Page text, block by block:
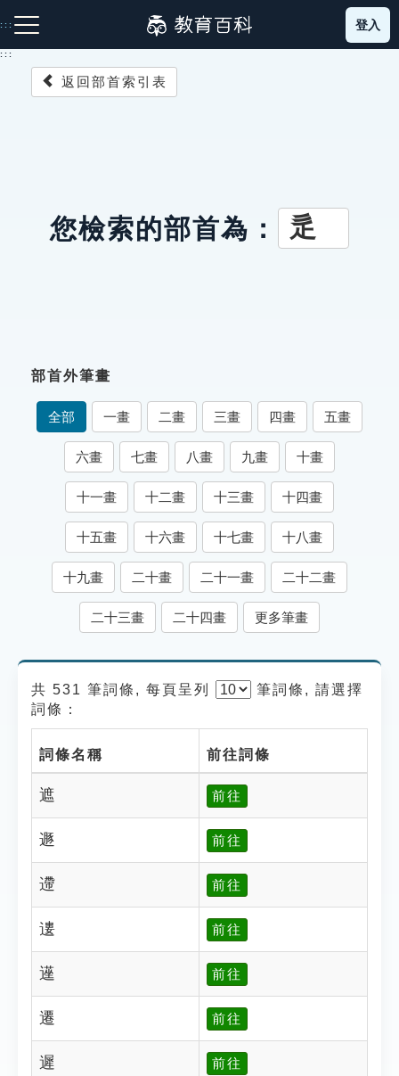
到
主
:::
成語故事
索引選單
知識索引
單字索引
生命大百科索引
遊戲專區
貓頭鷹博士
登入
:::
返回部首索引表
您檢索的部首為： 辵
部首外筆畫
全部 一畫 二畫 三畫 四畫 五畫
六畫 七畫 八畫 九畫 十畫
十一畫 十二畫 十三畫 十四畫
十五畫 十六畫 十七畫 十八畫
十九畫 二十畫 二十一畫 二十二畫
二十三畫 二十四畫 更多筆畫
共 531 筆詞條, 每頁呈列 筆詞條, 請選擇
詞條：
詞條名稱 前往詞條
遮 前往
遯 前往
遰 前往
遱 前往
遳 前往
遷 前往
遲 前往